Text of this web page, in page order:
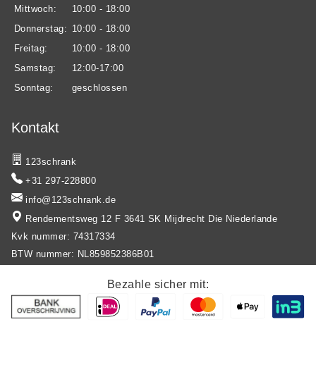
Mittwoch:
10:00 - 18:00
Donnerstag: 10:00 - 18:00
Freitag:
10:00 - 18:00
Samstag:
12:00-17:00
Sonntag:
geschlossen
Kontakt
123schrank
+31 297-228800
info@123schrank.de
Rendementsweg 12 F 3641 SK Mijdrecht Die Niederlande
Kvk nummer: 74317334
BTW nummer: NL859852386B01
Bezahle sicher mit: